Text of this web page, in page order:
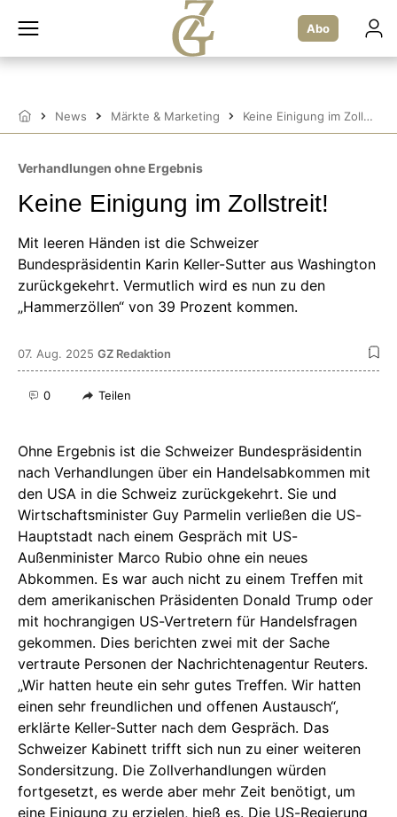
Inhalt
Abo
Startseite
News Märkte & Marketing Keine Einigung im Zollstreit!
Verhandlungen ohne Ergebnis
Keine Einigung im Zollstreit!
Mit leeren Händen ist die Schweizer
Bundespräsidentin Karin Keller-Sutter aus Washington
zurückgekehrt. Vermutlich wird es nun zu den
„Hammerzöllen“ von 39 Prozent kommen.
07. Aug. 2025 GZ Redaktion
0 Teilen
Ohne Ergebnis ist die Schweizer Bundespräsidentin
nach Verhandlungen über ein Handelsabkommen mit
den USA in die Schweiz zurückgekehrt. Sie und
Wirtschaftsminister Guy Parmelin verließen die US-
Hauptstadt nach einem Gespräch mit US-
Außenminister Marco Rubio ohne ein neues
Abkommen. Es war auch nicht zu einem Treffen mit
dem amerikanischen Präsidenten Donald Trump oder
mit hochrangigen US-Vertretern für Handelsfragen
gekommen. Dies berichten zwei mit der Sache
vertraute Personen der Nachrichtenagentur Reuters.
„Wir hatten heute ein sehr gutes Treffen. Wir hatten
einen sehr freundlichen und offenen Austausch“,
erklärte Keller-Sutter nach dem Gespräch. Das
Schweizer Kabinett trifft sich nun zu einer weiteren
Sondersitzung. Die Zollverhandlungen würden
fortgesetzt, es werde aber mehr Zeit benötigt, um
eine Einigung zu erzielen, hieß es. Die US-Regierung